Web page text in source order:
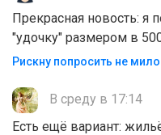
Прекрасная новость: я
"удочку" размером в
Рискну попросить не
В среду в 17:14
Есть ещё вариант: